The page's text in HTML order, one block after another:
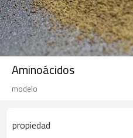
Aminoácidos
modelo
propiedad